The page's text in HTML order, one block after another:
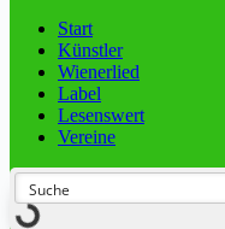
Start
Künstler
Wienerlied
Label
Lesenswert
Vereine